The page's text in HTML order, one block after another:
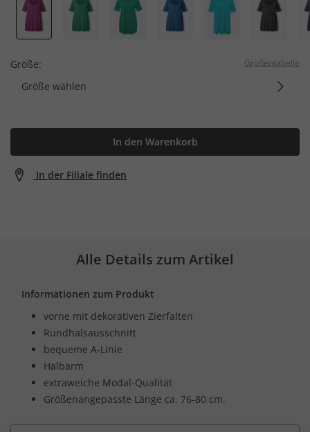
Größe: Größentabelle
Größe wählen
In den Warenkorb
In der Filiale finden
Alle Details zum Artikel
Informationen zum Produkt
vorne mit dekorativen Zierfalten
Rundhalsausschnitt
bequeme A-Linie
Halbarm
extraweiche Modal-Qualität
Größenangepasste Länge ca. 76-80 cm.